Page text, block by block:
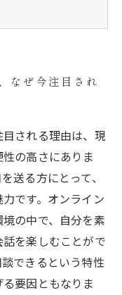
の利点とは？
表現できる面談
事例：出会いの
イン面談を積極
皆様へ
なぜ今注目され
される理由は、現
の高さにありま
送る方にとって、
です。オンライン
の中で、自分を素
を楽しむことがで
できるという特性
要因ともなりま